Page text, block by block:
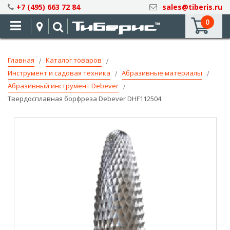
Skip
to
Content
+7 (495) 663 72 84
sales@tiberis.ru
0
Главная
Каталог товаров
Инструмент и садовая техника
Абразивные материалы
Абразивный инструмент Debever
Твердосплавная борфреза Debever DHF112504